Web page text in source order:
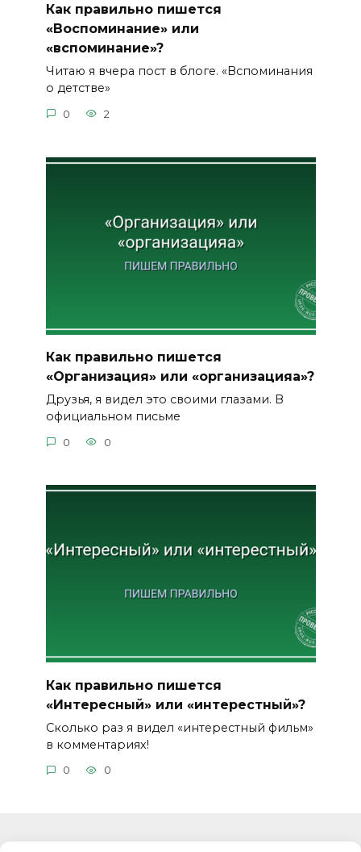
Как правильно пишется
«Воспоминание» или
«вспоминание»?
Читаю я вчера пост в блоге. «Вспоминания
о детстве»
0 2
Как правильно пишется
«Организация» или «организацияа»?
Друзья, я видел это своими глазами. В
официальном письме
0 0
Как правильно пишется
«Интересный» или «интерестный»?
Сколько раз я видел «интерестный фильм»
в комментариях!
0 0